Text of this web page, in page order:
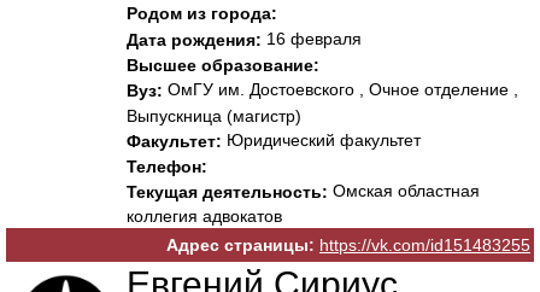
Родом из города:
Дата рождения: 16 февраля
Высшее образование:
Вуз: ОмГУ им. Достоевского , Очное отделение ,
Выпускница (магистр)
Факультет: Юридический факультет
Телефон:
Текущая деятельность: Омская областная
коллегия адвокатов
Адрес страницы: https://vk.com/id151483255
Евгений Сириус